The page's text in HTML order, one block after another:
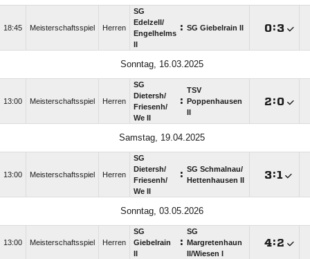
18:45 Meisterschaftsspiel Herren
SG
Edelzell/​
Engelhelms : SG Giebelrain II :
Sonntag, 16.03.2025
13:00 Meisterschaftsspiel Herren
SG
Dietersh/​
Friesenh/​
We II
:
TSV
Poppenhausen
:
Samstag, 19.04.2025
13:00 Meisterschaftsspiel Herren
SG
Dietersh/​
Friesenh/​
We II
: SG Schmalnau/​
Hettenhausen II
:
Sonntag, 03.05.2026
13:00 Meisterschaftsspiel Herren
SG
Giebelrain
:
SG
Margretenhaun
II/​Wiesen I
: